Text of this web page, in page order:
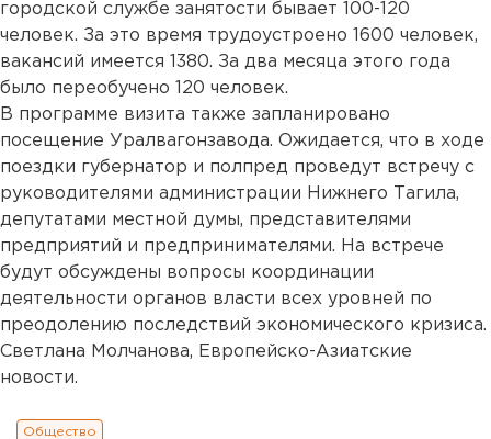
городской службе занятости бывает 100-120
человек. За это время трудоустроено 1600 человек,
вакансий имеется 1380. За два месяца этого года
было переобучено 120 человек.
В программе визита также запланировано
посещение Уралвагонзавода. Ожидается, что в ходе
поездки губернатор и полпред проведут встречу с
руководителями администрации Нижнего Тагила,
депутатами местной думы, представителями
предприятий и предпринимателями. На встрече
будут обсуждены вопросы координации
деятельности органов власти всех уровней по
преодолению последствий экономического кризиса.
Светлана Молчанова, Европейско-Азиатские
новости.
Общество